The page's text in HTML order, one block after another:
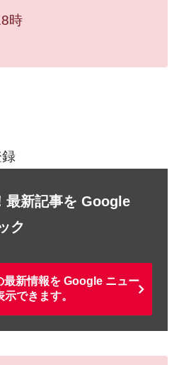
時
最新記事を Google
ク
最新情報を Google ニュー
示できます。